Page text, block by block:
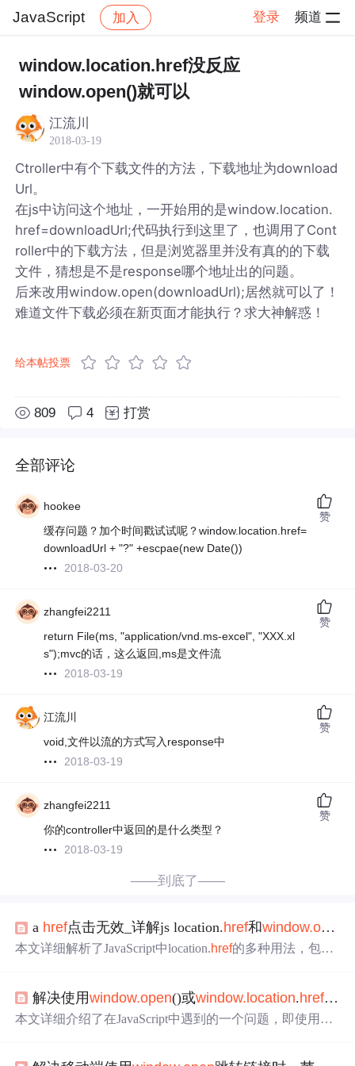
JavaScript 加入 登录 频道
社区 JavaScript 帖子详情
window.location.href没反应
window.open()就可以
江流川
2018-03-19
Ctroller中有个下载文件的方法，下载地址为download
Url。
在js中访问这个地址，一开始用的是window.location.
href=downloadUrl;代码执行到这里了，也调用了Cont
roller中的下载方法，但是浏览器里并没有真的的下载
文件，猜想是不是response哪个地址出的问题。
后来改用window.open(downloadUrl);居然就可以了！
难道文件下载必须在新页面才能执行？求大神解惑！
给本帖投票
809 4 打赏
全部评论
hookee
缓存问题？加个时间戳试试呢？window.location.href=
downloadUrl + "?" +escpae(new Date())
2018-03-20
赞
zhangfei2211
return File(ms, "application/vnd.ms-excel", "XXX.xl
s");mvc的话，这么返回,ms是文件流
2018-03-19
赞
江流川
void,文件以流的方式写入response中
2018-03-19
赞
zhangfei2211
你的controller中返回的是什么类型？
2018-03-19
赞
——到底了——
a href点击无效_详解js location.href和window.open
本文详细解析了JavaScript中location.href的多种用法，包括
上的差异。通过实例展示了parent.location.href和top.locatio
n.href的含义。最后，总结了location.href的使用技巧，并探
解决使用window.open()或window.location.href跳
本文详细介绍了在JavaScript中遇到的一个问题，即使用 wi